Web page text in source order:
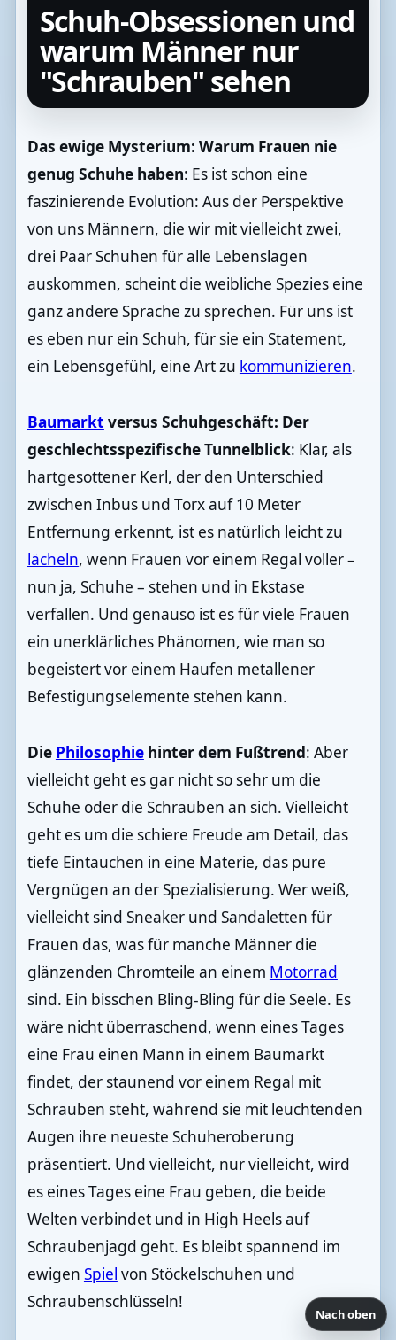
Schuh-Obsessionen und
warum Männer nur
"Schrauben" sehen
Das ewige Mysterium: Warum Frauen nie
genug Schuhe haben: Es ist schon eine
faszinierende Evolution: Aus der Perspektive
von uns Männern, die wir mit vielleicht zwei,
drei Paar Schuhen für alle Lebenslagen
auskommen, scheint die weibliche Spezies eine
ganz andere Sprache zu sprechen. Für uns ist
es eben nur ein Schuh, für sie ein Statement,
ein Lebensgefühl, eine Art zu kommunizieren.
Baumarkt versus Schuhgeschäft: Der
geschlechtsspezifische Tunnelblick: Klar, als
hartgesottener Kerl, der den Unterschied
zwischen Inbus und Torx auf 10 Meter
Entfernung erkennt, ist es natürlich leicht zu
lächeln, wenn Frauen vor einem Regal voller –
nun ja, Schuhe – stehen und in Ekstase
verfallen. Und genauso ist es für viele Frauen
ein unerklärliches Phänomen, wie man so
begeistert vor einem Haufen metallener
Befestigungselemente stehen kann.
Die Philosophiehinter dem Fußtrend: Aber
vielleicht geht es gar nicht so sehr um die
Schuhe oder die Schrauben an sich. Vielleicht
geht es um die schiere Freude am Detail, das
tiefe Eintauchen in eine Materie, das pure
Vergnügen an der Spezialisierung. Wer weiß,
vielleicht sind Sneaker und Sandaletten für
Frauen das, was für manche Männer die
glänzenden Chromteile an einem Motorrad
sind. Ein bisschen Bling-Bling für die Seele. Es
wäre nicht überraschend, wenn eines Tages
eine Frau einen Mann in einem Baumarkt
findet, der staunend vor einem Regal mit
Schrauben steht, während sie mit leuchtenden
Augen ihre neueste Schuheroberung
präsentiert. Und vielleicht, nur vielleicht, wird
es eines Tages eine Frau geben, die beide
Welten verbindet und in High Heels auf
Schraubenjagd geht. Es bleibt spannend im
ewigen Spiel von Stöckelschuhen und
Schraubenschlüsseln!
Nach oben